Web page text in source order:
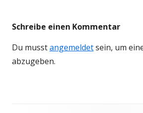
Schreibe einen Kommentar
Du musstangemeldetsein, um
abzugeben.